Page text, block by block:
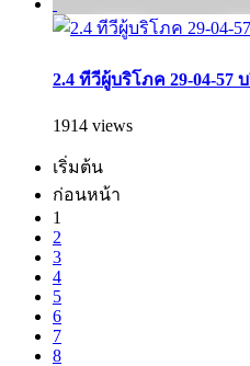
2.4 ทีวีผู้บริโภค 29-04-57
1914 views
เริ่มต้น
ก่อนหน้า
1
2
3
4
5
6
7
8